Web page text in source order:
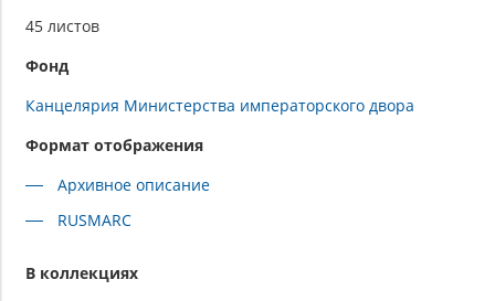
45 листов
Фонд
Канцелярия Министерства императорского двора
Формат отображения
Архивное описание
RUSMARC
В коллекциях